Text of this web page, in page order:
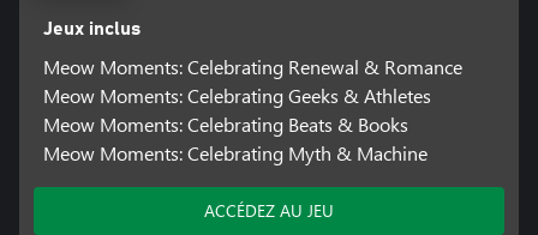
Jeux inclus
Meow Moments: Celebrating Renewal & Romance
Meow Moments: Celebrating Geeks & Athletes
Meow Moments: Celebrating Beats & Books
Meow Moments: Celebrating Myth & Machine
ACCÉDEZ AU JEU